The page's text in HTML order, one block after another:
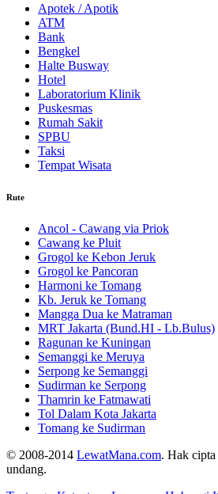
Apotek / Apotik
ATM
Bank
Bengkel
Halte Busway
Hotel
Laboratorium Klinik
Puskesmas
Rumah Sakit
SPBU
Taksi
Tempat Wisata
Rute
Ancol - Cawang via Priok
Cawang ke Pluit
Grogol ke Kebon Jeruk
Grogol ke Pancoran
Harmoni ke Tomang
Kb. Jeruk ke Tomang
Mangga Dua ke Matraman
MRT Jakarta (Bund.HI - Lb.Bulus)
Ragunan ke Kuningan
Semanggi ke Meruya
Serpong ke Semanggi
Sudirman ke Serpong
Thamrin ke Fatmawati
Tol Dalam Kota Jakarta
Tomang ke Sudirman
© 2008-2014 LewatMana.com. Hak
undang.